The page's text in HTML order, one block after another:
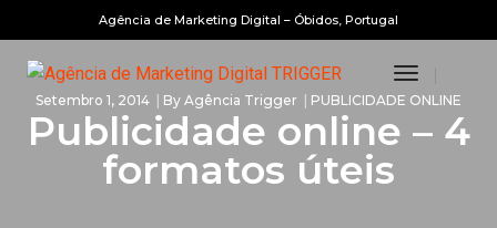
Agência de Marketing Digital – Óbidos, Portugal
Toggle
Navigation
Setembro 1, 2014 By Agência Trigger PUBLICIDADE ONLINE
Publicidade online – 4
formatos úteis